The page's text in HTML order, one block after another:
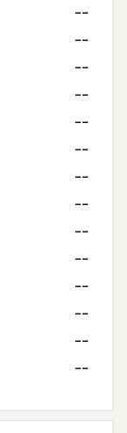
--
--
--
--
--
--
--
--
--
--
--
--
--
--